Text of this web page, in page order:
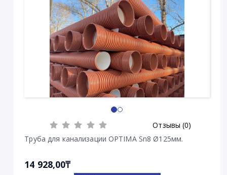
Отзывы (0)
Труба для канализации OPTIMA Sn8 Ø125мм.
14 928,00₸